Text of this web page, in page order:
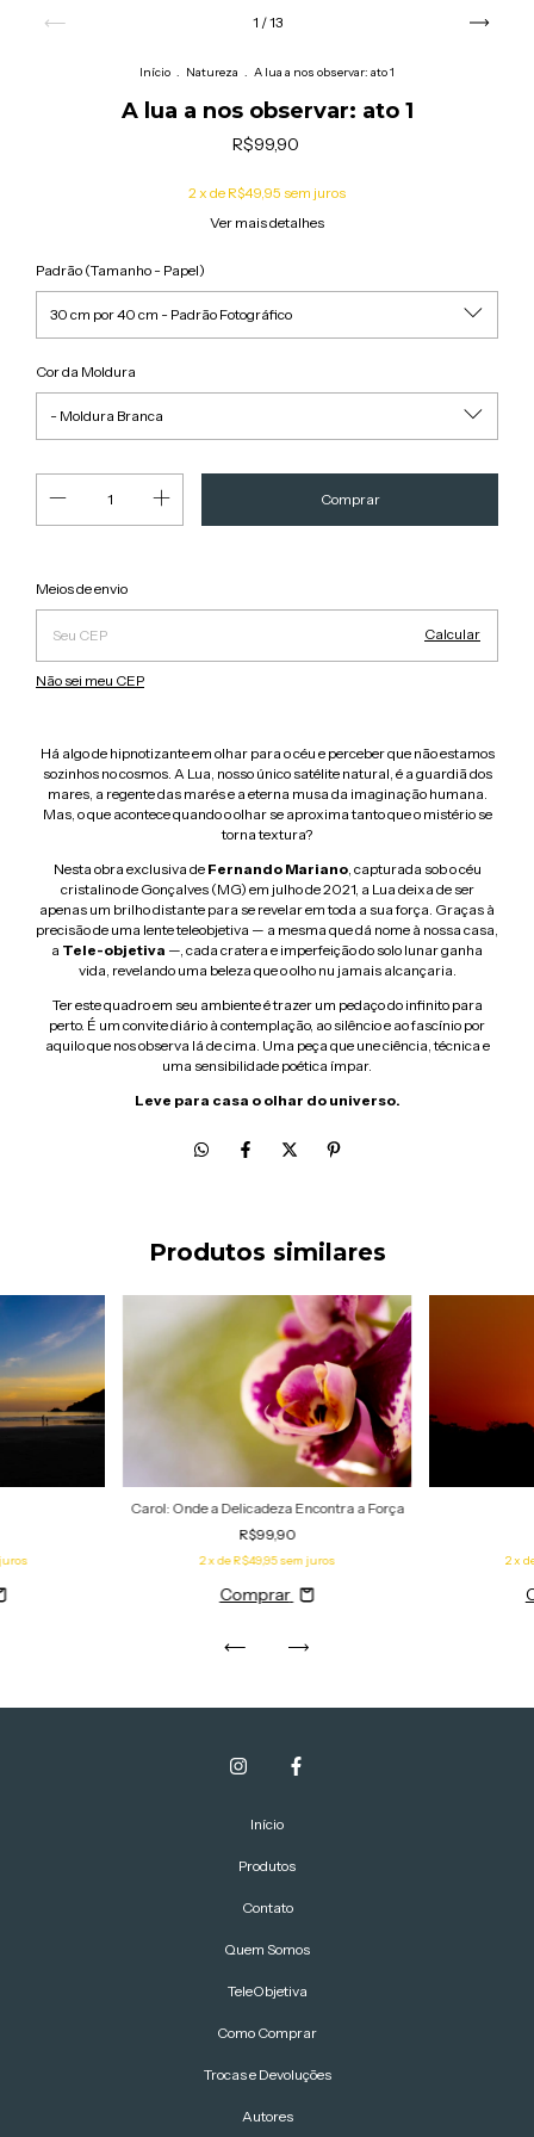
1 /13
Início . Natureza . A lua a nos observar: ato 1
A lua a nos observar: ato 1
R$99,90
2 x de R$49,95 sem juros
Ver mais detalhes
Padrão (Tamanho - Papel)
Cor da Moldura
Entregas para o CEP:
Meios de envio
Calcular
Não sei meu CEP
Há algo de hipnotizante em olhar para o céu e perceber que não estamos
sozinhos no cosmos. A Lua, nosso único satélite natural, é a guardiã dos
mares, a regente das marés e a eterna musa da imaginação humana.
Mas, o que acontece quando o olhar se aproxima tanto que o mistério se
torna textura?
Nesta obra exclusiva de Fernando Mariano, capturada sob o céu
cristalino de Gonçalves (MG) em julho de 2021, a Lua deixa de ser
apenas um brilho distante para se revelar em toda a sua força. Graças à
precisão de uma lente teleobjetiva — a mesma que dá nome à nossa casa,
a Tele-objetiva —, cada cratera e imperfeição do solo lunar ganha
vida, revelando uma beleza que o olho nu jamais alcançaria.
Ter este quadro em seu ambiente é trazer um pedaço do infinito para
perto. É um convite diário à contemplação, ao silêncio e ao fascínio por
aquilo que nos observa lá de cima. Uma peça que une ciência, técnica e
uma sensibilidade poética ímpar.
Leve para casa o olhar do universo.
Produtos similares
Carol: Onde a Delicadeza Encontra a Força
R$99,90
2x deR$49,95 sem juros
Comprar
2x
Início
Produtos
Contato
Quem Somos
TeleObjetiva
Como Comprar
Trocas e Devoluções
Autores